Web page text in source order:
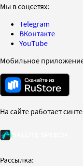
Мы в соцсетях:
Telegram
ВКонтакте
YouTube
Мобильное
На сайте работает
Рассылка: